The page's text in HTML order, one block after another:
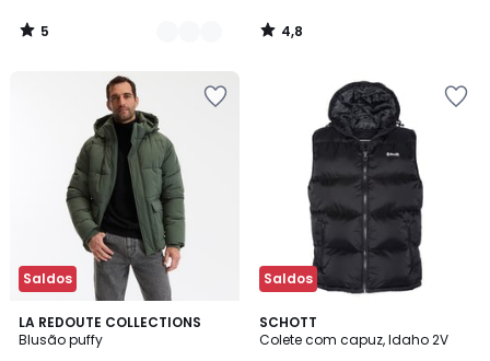
5
/
4,8
/
Saldos
LA REDOUTE COLLECTIONS
Blusão puffy
4,8
/ 5
2
Cores
Saldos
SCHOTT
Colete com capuz, Idaho 2V
4,6
/ 5
2
Cores